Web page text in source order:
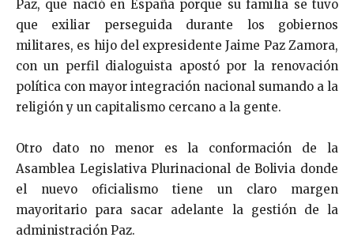
Paz, que nació en España porque su familia se tuvo
que exiliar perseguida durante los gobiernos
militares, es hijo del expresidente Jaime Paz Zamora,
con un perfil dialoguista apostó por la renovación
política con mayor integración nacional sumando a la
religión y un capitalismo cercano a la gente.
Otro dato no menor es la conformación de la
Asamblea Legislativa Plurinacional de Bolivia donde
el nuevo oficialismo tiene un claro margen
mayoritario para sacar adelante la gestión de la
administración Paz.